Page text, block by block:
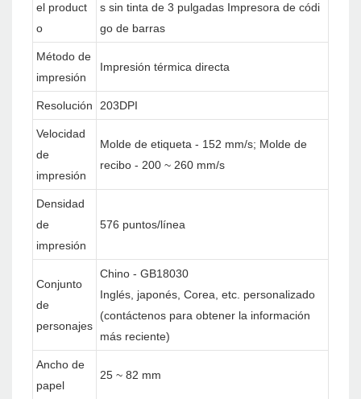
el product
o
s sin tinta de 3 pulgadas Impresora de códi
go de barras
Método de
impresión
Impresión térmica directa
Resolución 203DPI
Velocidad
de
impresión
Molde de etiqueta - 152 mm/s; Molde de
recibo - 200 ~ 260 mm/s
Densidad
de
impresión
576 puntos/línea
Conjunto
de
personajes
Chino - GB18030
Inglés, japonés, Corea, etc. personalizado
(contáctenos para obtener la información
más reciente)
Ancho de
papel
25 ~ 82 mm